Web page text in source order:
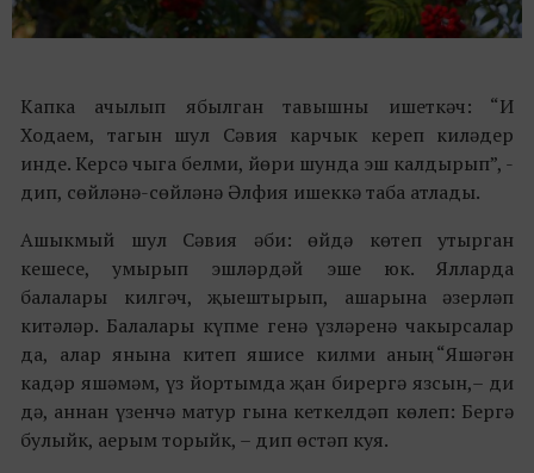
Капка ачылып ябылган тавышны ишеткәч: “И
Ходаем, тагын шул Сәвия карчык кереп киләдер
инде. Керсә чыга белми, йөри шунда эш калдырып”, -
дип, сөйләнә-сөйләнә Әлфия ишеккә таба атлады.
Ашыкмый шул Сәвия әби: өйдә көтеп утырган
кешесе, умырып эшләрдәй эше юк. Ялларда
балалары килгәч, җыештырып, ашарына әзерләп
китәләр. Балалары күпме генә үзләренә чакырсалар
да, алар янына китеп яшисе килми аның. “Яшәгән
кадәр яшәмәм, үз йортымда җан бирергә язсын,– ди
дә, аннан үзенчә матур гына кеткелдәп көлеп: Бергә
булыйк, аерым торыйк, – дип өстәп куя.